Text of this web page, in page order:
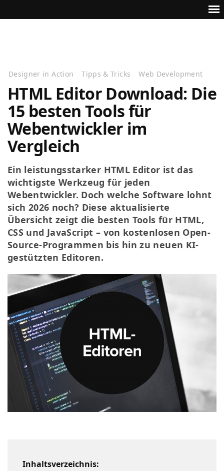
Designer in Action Tipps & Tricks Web Development
HTML Editor Download: Die
15 besten Tools für
Webentwickler im
Vergleich
Ein leistungsstarker HTML Editor ist das
wichtigste Werkzeug für jeden
Webentwickler. Doch welche Software lohnt
sich 2026 noch? Diese aktualisierte
Übersicht zeigt die besten Tools für HTML,
CSS und JavaScript – von kostenlosen Open-
Source-Programmen bis hin zu neuen KI-
gestützten Editoren.
Inhaltsverzeichnis: